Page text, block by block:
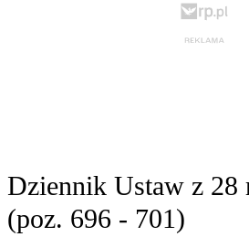
Dziennik Ustaw z 28
(poz. 696 - 701)